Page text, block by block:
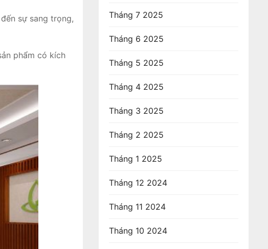
sự sang trọng,
phẩm có kích
Tháng 7 2025
Tháng 6 2025
Tháng 5 2025
Tháng 4 2025
Tháng 3 2025
Tháng 2 2025
Tháng 1 2025
Tháng 12 2024
Tháng 11 2024
Tháng 10 2024